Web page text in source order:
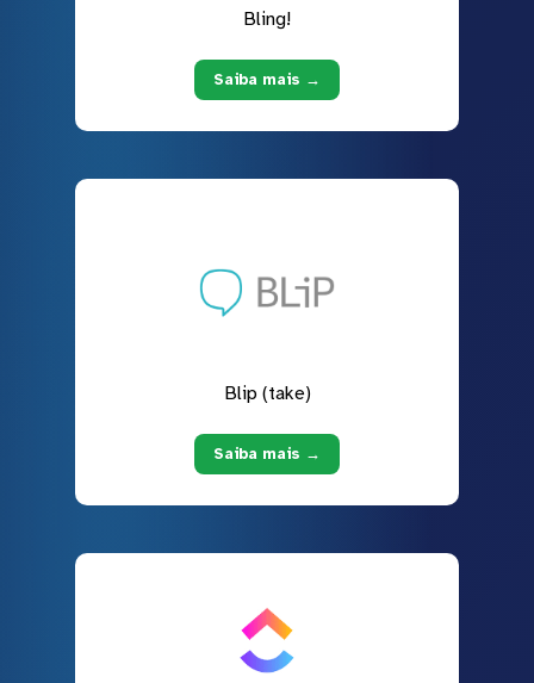
Bling!
Saiba mais →
Blip (take)
Saiba mais →